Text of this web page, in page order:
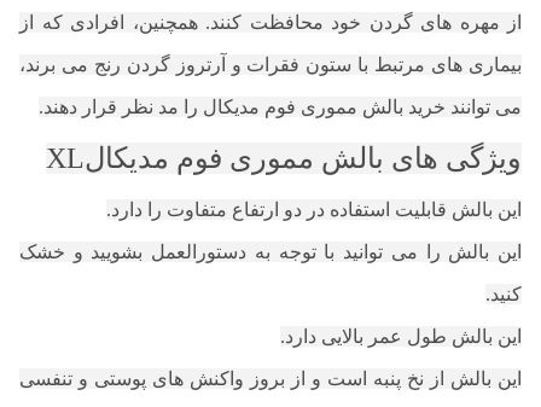
از مهره های گردن خود محافظت کنند. همچنین، افرادی که از
بیماری های مرتبط با ستون فقرات و آرتروز گردن رنج می برند،
می توانند خرید بالش مموری فوم مدیکال را مد نظر قرار دهند.
ویژگی های بالش مموری فوم مدیکالXL
این بالش قابلیت استفاده در دو ارتفاع متفاوت را دارد.
این بالش را می توانید با توجه به دستورالعمل بشویید و خشک
کنید.
این بالش طول عمر بالایی دارد.
این بالش از نخ پنبه است و از بروز واکنش های پوستی و تنفسی